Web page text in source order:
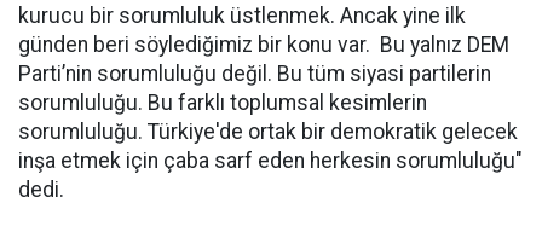
kurucu bir sorumluluk üstlenmek. Ancak yine ilk
günden beri söylediğimiz bir konu var. Bu yalnız DEM
Parti’nin sorumluluğu değil. Bu tüm siyasi partilerin
sorumluluğu. Bu farklı toplumsal kesimlerin
sorumluluğu. Türkiye'de ortak bir demokratik gelecek
inşa etmek için çaba sarf eden herkesin sorumluluğu"
dedi.